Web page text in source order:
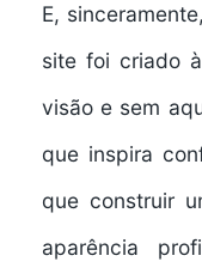
E,
site foi criado
visão e sem
que inspira
que construir
aparência